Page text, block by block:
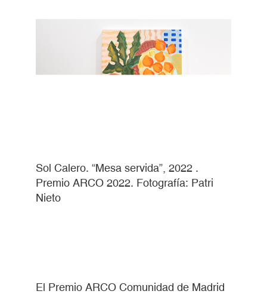
Sol Calero. “Mesa servida”, 2022 .
Premio ARCO 2022. Fotografía: Patri
Nieto
El Premio ARCO Comunidad de Madrid